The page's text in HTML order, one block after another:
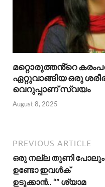
മറ്റൊരുത്തൻ്റെ
ഏറ്റുവാങ്ങിയ ഒരു
വെറുപ്പാണ് സ്വയം
August 8, 2025
PREVIOUS ARTICLE
ഒരു നല്ല തുണി പോലും
ഉണ്ടോ ഇവൾക്
ഉടുക്കാൻ.. “” ശ്യാമ